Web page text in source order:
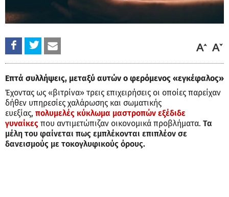
Επτά συλλήψεις, μεταξύ αυτών ο φερόμενος «εγκέφαλος»
Έχοντας ως «βιτρίνα» τρεις επιχειρήσεις οι οποίες παρείχαν
δήθεν υπηρεσίες χαλάρωσης και σωματικής
ευεξίας, πολυμελές κύκλωμα μαστροπών εξέδιδε
γυναίκες που αντιμετώπιζαν οικονομικά προβλήματα. Τα
μέλη του φαίνεται πως εμπλέκονται επιπλέον σε
δανεισμούς με τοκογλυφικούς όρους.